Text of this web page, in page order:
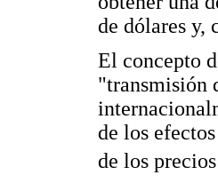
de dólares y,
El concepto
"transmisión
de los
de los